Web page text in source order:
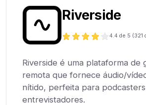
Riverside
4.4 de 5 (321
Riverside é uma plataforma de
remota que fornece áudio/
nítido, perfeita para
entrevistadores.